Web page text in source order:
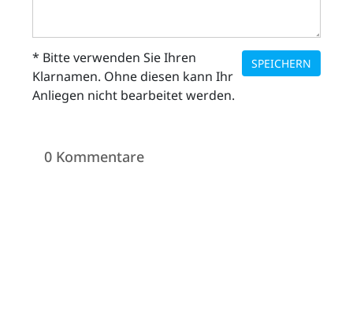
SPEICHERN
* Bitte verwenden Sie Ihren
Klarnamen. Ohne diesen kann Ihr
Anliegen nicht bearbeitet werden.
0 Kommentare